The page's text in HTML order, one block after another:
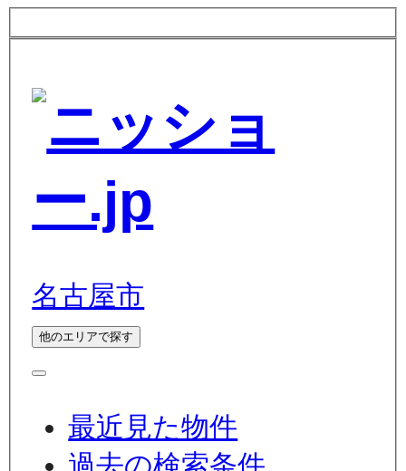
名古屋市
他のエリアで探す
最近見た物件